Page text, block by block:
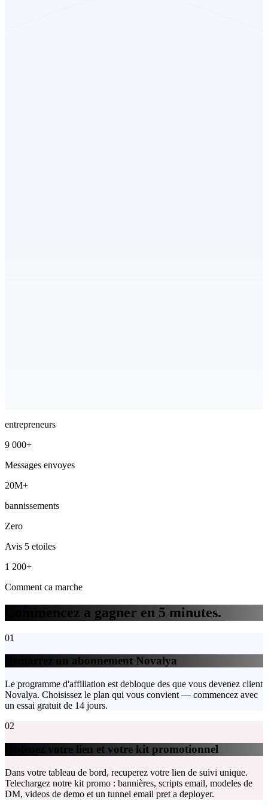
entrepreneurs
9 000+
Messages envoyes
20M+
bannissements
Zero
Avis 5 etoiles
1 200+
Comment ca marche
Commencez a gagner en 5 minutes.
01
Demarrez un abonnement Novalya
Le programme d'affiliation est debloque des que vous devenez client
Novalya. Choisissez le plan qui vous convient — commencez avec
un essai gratuit de 14 jours.
02
Obtenez votre lien et votre kit promotionnel
Dans votre tableau de bord, recuperez votre lien de suivi unique.
Telechargez notre kit promo : bannières, scripts email, modeles de
DM, videos de demo et un tunnel email pret a deployer.